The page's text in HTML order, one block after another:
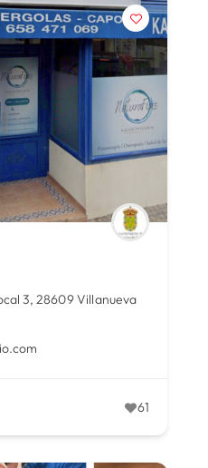
3, 28609 Villanueva
61